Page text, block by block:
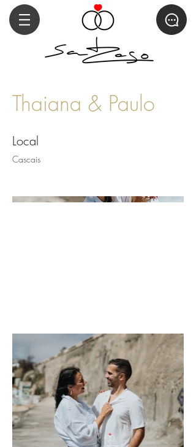
Thaiana & Paulo
Local
Cascais